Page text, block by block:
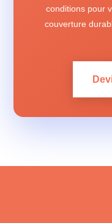
conditions pour
couverture